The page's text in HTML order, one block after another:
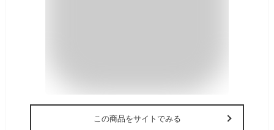
この商品をサイトでみる